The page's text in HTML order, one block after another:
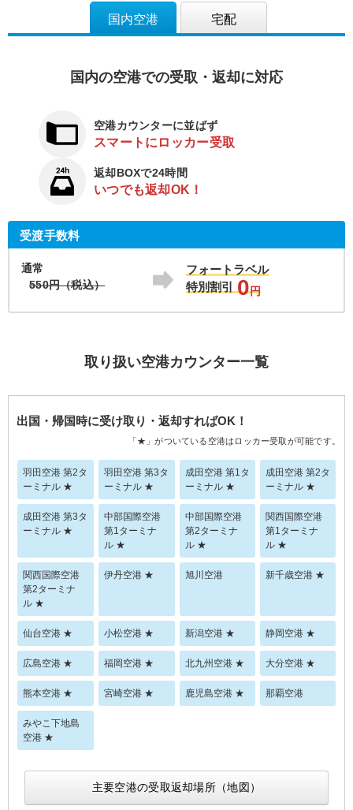
国内空港 宅配
国内の空港での受取・返却に対応
空港カウンターに並ばず
スマートにロッカー受取
返却BOXで24時間
いつでも返却OK！
受渡手数料
通常
550円（税込）
フォートラベル
特別割引
0円
取り扱い空港カウンター一覧
出国・帰国時に受け取り・返却すればOK！
「★」がついている空港はロッカー受取が可能です。
羽田空港 第2タ
ーミナル ★
羽田空港 第3タ
ーミナル ★
成田空港 第1タ
ーミナル ★
成田空港 第2タ
ーミナル ★
成田空港 第3タ
ーミナル ★
中部国際空港
第1ターミナ
ル ★
中部国際空港
第2ターミナ
ル ★
関西国際空港
第1ターミナ
ル ★
関西国際空港
第2ターミナ
ル ★
伊丹空港 ★ 旭川空港 新千歳空港 ★
仙台空港 ★ 小松空港 ★ 新潟空港 ★ 静岡空港 ★
広島空港 ★ 福岡空港 ★ 北九州空港 ★ 大分空港 ★
熊本空港 ★ 宮崎空港 ★ 鹿児島空港 ★ 那覇空港
みやこ下地島
空港 ★
主要空港の受取返却場所（地図）